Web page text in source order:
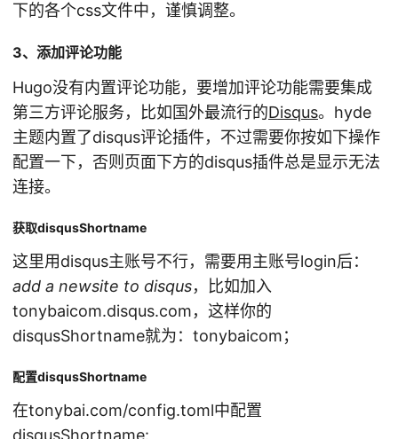
下的各个css文件中，谨慎调整。
3、添加评论功能
Hugo没有内置评论功能，要增加评论功能需要集成
第三方评论服务，比如国外最流行的Disqus。hyde
主题内置了disqus评论插件，不过需要你按如下操作
配置一下，否则页面下方的disqus插件总是显示无法
连接。
获取disqusShortname
这里用disqus主账号不行，需要用主账号login后：
add a newsite to disqus，比如加入
tonybaicom.disqus.com，这样你的
disqusShortname就为：tonybaicom；
配置disqusShortname
在tonybai.com/config.toml中配置
disqusShortname: